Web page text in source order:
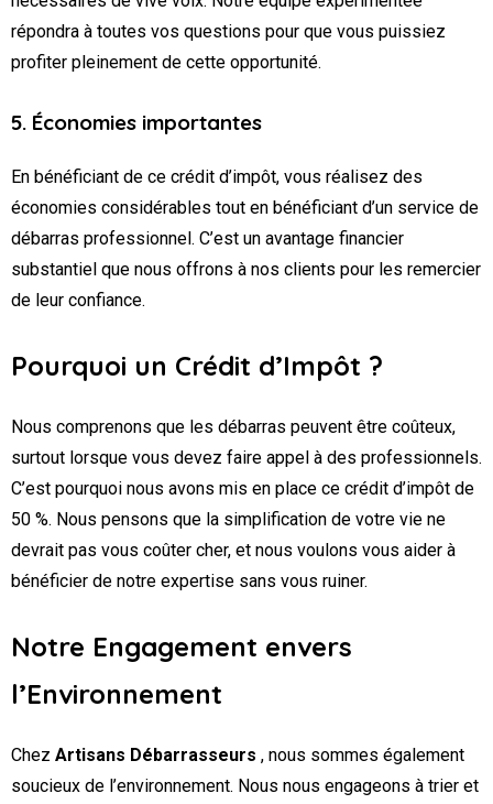
répondra à toutes vos questions pour que vous puissiez
profiter pleinement de cette opportunité.
5. Économies importantes
En bénéficiant de ce crédit d’impôt, vous réalisez des
économies considérables tout en bénéficiant d’un service de
débarras professionnel. C’est un avantage financier
substantiel que nous offrons à nos clients pour les remercier
de leur confiance.
Pourquoi un Crédit d’Impôt ?
Nous comprenons que les débarras peuvent être coûteux,
surtout lorsque vous devez faire appel à des professionnels.
C’est pourquoi nous avons mis en place ce crédit d’impôt de
50 %. Nous pensons que la simplification de votre vie ne
devrait pas vous coûter cher, et nous voulons vous aider à
bénéficier de notre expertise sans vous ruiner.
Notre Engagement envers
l’Environnement
Chez Artisans Débarrasseurs , nous sommes également
soucieux de l’environnement. Nous nous engageons à trier et